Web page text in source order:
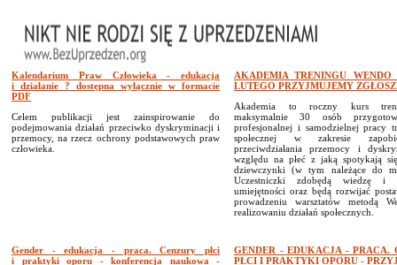
Kalendarium Praw Człowieka - edukacja
i działanie ? dostępna wyłącznie w formacie
PDF
Celem publikacji jest zainspirowanie do
podejmowania działań przeciwko dyskryminacji i
przemocy, na rzecz ochrony podstawowych praw
człowieka.
AKADEMIA TRENINGU
LUTEGO PRZYJMUJEMY
Akademia to roczny kurs
maksymalnie 30 osób
profesjonalnej i samodzielnej pracy
społecznej w zakresie
przeciwdziałania przemocy i
względu na płeć z jaką spotykają
dziewczynki (w tym należące do
Uczestniczki zdobędą wiedzę i
umiejętności oraz będą rozwijać
prowadzeniu warsztatów metodą
realizowaniu działań społecznych.
Gender - edukacja - praca. Cenzury płci
i praktyki oporu - konferencja naukowa -
GENDER - EDUKACJA - PRACA.
PŁCI I PRAKTYKI OPORU -